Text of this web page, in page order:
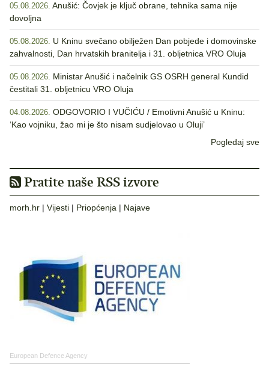
05.08.2026. Anušić: Čovjek je ključ obrane, tehnika sama nije
dovoljna
05.08.2026. U Kninu svečano obilježen Dan pobjede i domovinske
zahvalnosti, Dan hrvatskih branitelja i 31. obljetnica VRO Oluja
05.08.2026. Ministar Anušić i načelnik GS OSRH general Kundid
čestitali 31. obljetnicu VRO Oluja
04.08.2026. ODGOVORIO I VUČIĆU / Emotivni Anušić u Kninu:
‘Kao vojniku, žao mi je što nisam sudjelovao u Oluji’
Pogledaj sve
Pratite naše RSS izvore
morh.hr | Vijesti | Priopćenja | Najave
European Defence Agency